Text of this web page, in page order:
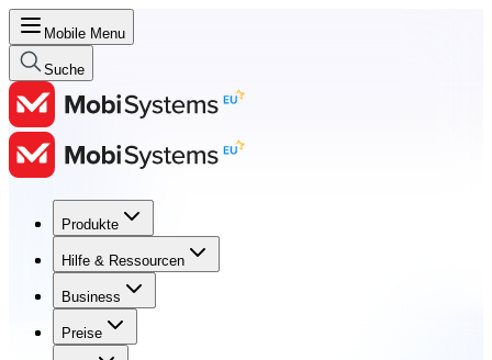
Mobile Menu
Suche
Produkte
Hilfe & Ressourcen
Business
Preise
Produkte
Hilfe & Ressourcen
Business
Preise